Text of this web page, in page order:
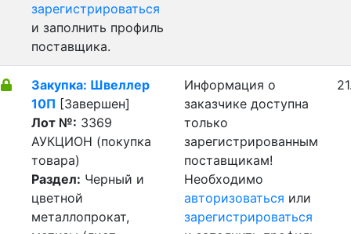
зарегистрироваться
и заполнить профиль
поставщика.
Закупка: Швеллер
10П [Завершен]
Лот №: 3369
АУКЦИОН (покупка
товара)
Раздел: Черный и
цветной
металлопрокат,
Информация о
заказчике доступна
только
зарегистрированным
поставщикам!
Необходимо
авторизоваться или
зарегистрироваться